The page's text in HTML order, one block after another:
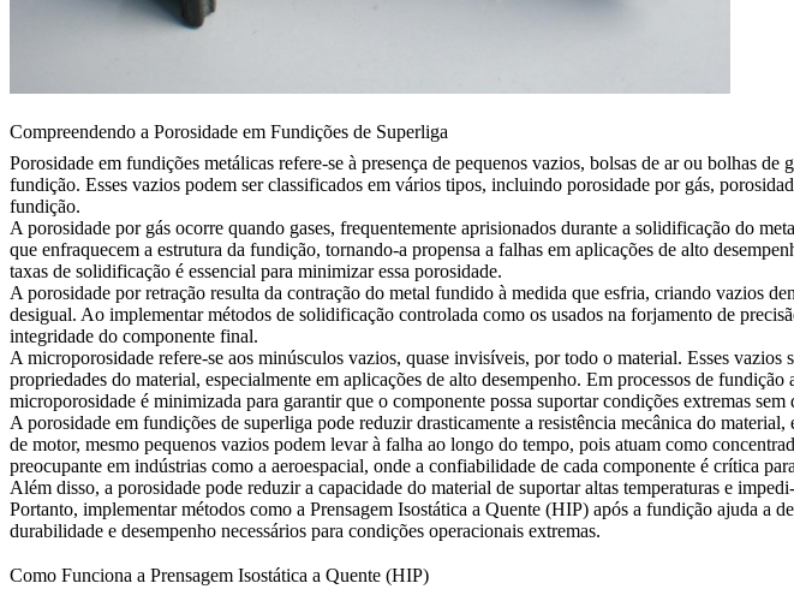
Compreendendo a Porosidade em Fundições de Superliga
Porosidade em fundições metálicas refere-se à presença de pequenos vazios, bolsas de ar ou bolhas
fundição. Esses vazios podem ser classificados em vários tipos, incluindo porosidade por gás,
fundição.
A porosidade por gás ocorre quando gases, frequentemente aprisionados durante a solidificação do
que enfraquecem a estrutura da fundição, tornando-a propensa a falhas em aplicações de alto
taxas de solidificação é essencial para minimizar essa porosidade.
A porosidade por retração resulta da contração do metal fundido à medida que esfria, criando vazios
desigual. Ao implementar métodos de solidificação controlada como os usados na forjamento de
integridade do componente final.
A microporosidade refere-se aos minúsculos vazios, quase invisíveis, por todo o material. Esses
propriedades do material, especialmente em aplicações de alto desempenho. Em processos de fundição
microporosidade é minimizada para garantir que o componente possa suportar condições extremas
A porosidade em fundições de superliga pode reduzir drasticamente a resistência mecânica do
de motor, mesmo pequenos vazios podem levar à falha ao longo do tempo, pois atuam como
preocupante em indústrias como a aeroespacial, onde a confiabilidade de cada componente é crítica
Além disso, a porosidade pode reduzir a capacidade do material de suportar altas temperaturas e
Portanto, implementar métodos como a Prensagem Isostática a Quente (HIP) após a fundição ajuda a
durabilidade e desempenho necessários para condições operacionais extremas.
Como Funciona a Prensagem Isostática a Quente (HIP)